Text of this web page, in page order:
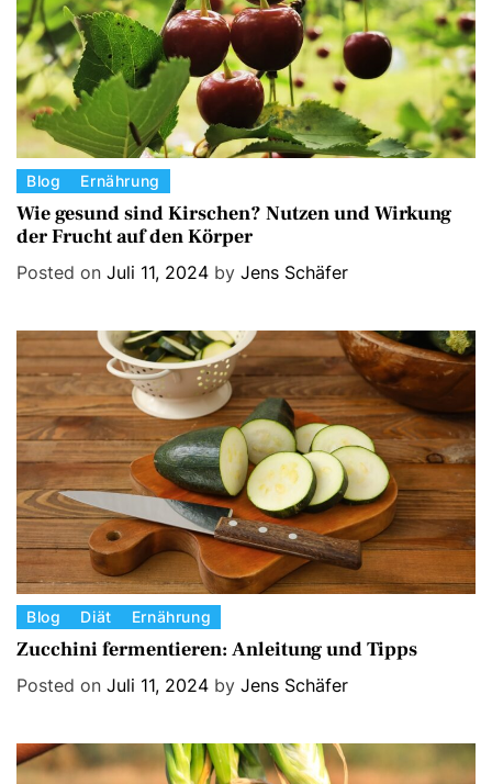
s
C
a
t
e
i
e
s
Blog Ernährung
Wie gesund sind Kirschen? Nutzen und Wirkung
der Frucht auf den Körper
Posted on Juli 11, 2024 by Jens Schäfer
C
a
e
o
Blog Diät Ernährung
Zucchini fermentieren: Anleitung und Tipps
Posted on Juli 11, 2024 by Jens Schäfer